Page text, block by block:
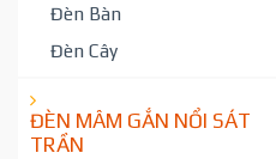
Đèn Bàn
Đèn Cây
ĐÈN MÂM GẮN NỔI SÁT
TRẦN